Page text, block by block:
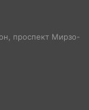
проспект Мирзо-